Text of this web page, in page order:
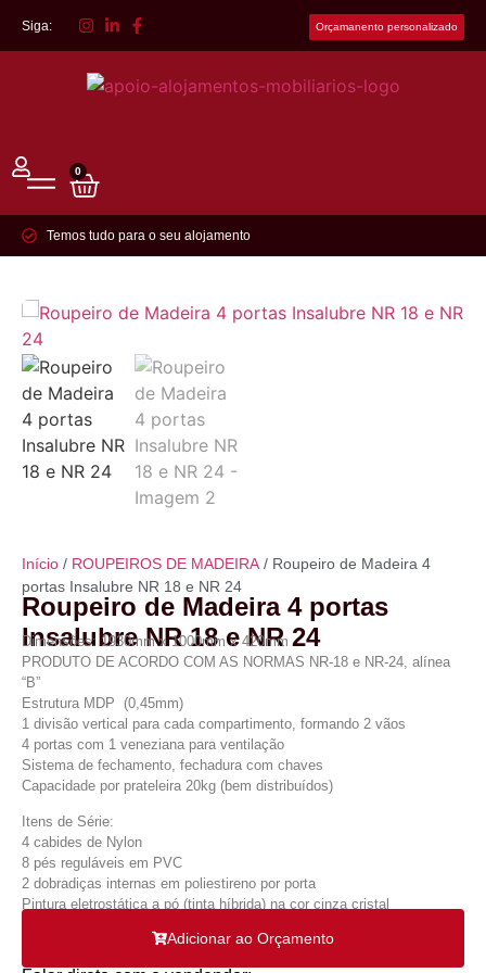
Siga: Orçamanento personalizado
0
Temos tudo para o seu alojamento
Início / ROUPEIROS DE MADEIRA / Roupeiro de Madeira 4
portas Insalubre NR 18 e NR 24
Roupeiro de Madeira 4 portas
Insalubre NR 18 e NR 24
Dimensões: 1930mm x 1000mm x 420mm
PRODUTO DE ACORDO COM AS NORMAS NR-18 e NR-24, alínea
“B”
Estrutura MDP (0,45mm)
1 divisão vertical para cada compartimento, formando 2 vãos
4 portas com 1 veneziana para ventilação
Sistema de fechamento, fechadura com chaves
Capacidade por prateleira 20kg (bem distribuídos)
Itens de Série:
4 cabides de Nylon
8 pés reguláveis em PVC
2 dobradiças internas em poliestireno por porta
Pintura eletrostática a pó (tinta híbrida) na cor cinza cristal
Adicionar ao Orçamento